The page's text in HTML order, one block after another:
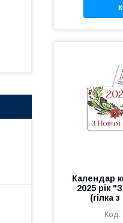
Календар
2025 рік
(гілка